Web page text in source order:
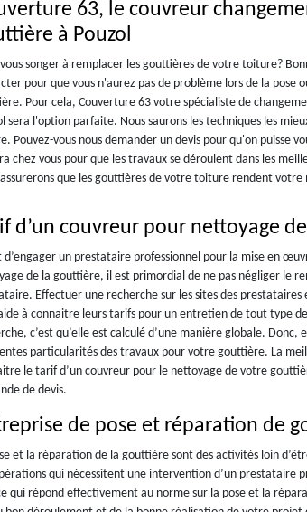
63, le couvreur
à Pouzol
songer à remplacer les gouttières de votre toiture?
pour que vous n'aurez pas de problème lors de la pose
Pour cela, Couverture 63 votre spécialiste de
sera l'option parfaite. Nous saurons les techniques les
Pouvez-vous nous demander un devis pour qu'on puisse
chez vous pour que les travaux se déroulent dans les
assurerons que les gouttières de votre toiture rendent
d’un couvreur pour nettoyage
d’engager un prestataire professionnel pour la mise en
de la gouttière, il est primordial de ne pas négliger le
Effectuer une recherche sur les sites des
à connaitre leurs tarifs pour un entretien de tout type
c’est qu’elle est calculé d’une manière globale. Donc,
particularités des travaux pour votre gouttière. La
le tarif d’un couvreur pour le nettoyage de votre
de devis.
de pose et réparation de
et la réparation de la gouttière sont des activités loin
qui nécessitent une intervention d’un prestataire
qui répond effectivement au norme sur la pose et la